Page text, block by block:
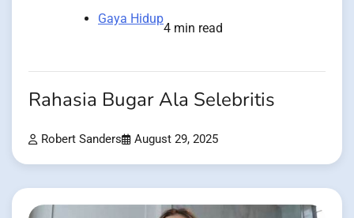
Gaya Hidup
4 min read
Rahasia Bugar Ala Selebritis
Robert Sanders August 29, 2025